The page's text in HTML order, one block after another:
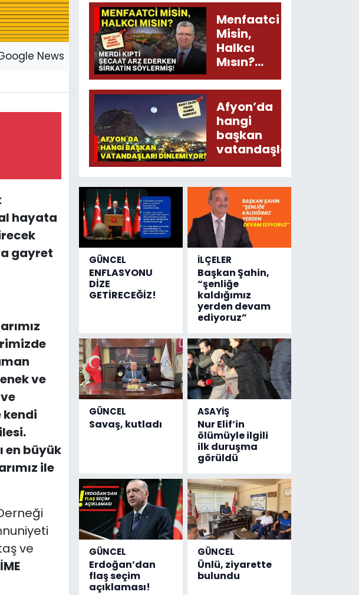
hayata
gayret
ve
en büyük
ile
ve
Menfaatci
Misin,
Halkcı
Mısın?
Merdi
Kıpti
Şecaat
Arz
Ederken
Sirkatin
Söylermiş!
Afyon’da
hangi
başkan
vatandaşları
dinlemiyor?
GÜNCEL
ENFLASYONU
DİZE
GETİRECEĞİZ!
İLÇELER
Başkan Şahin,
“şenliğe
kaldığımız
yerden devam
ediyoruz”
GÜNCEL
Savaş, kutladı
ASAYİŞ
Nur Elif’in
ölümüyle ilgili
ilk duruşma
görüldü
GÜNCEL
Erdoğan’dan
flaş seçim
açıklaması!
GÜNCEL
Ünlü, ziyarette
bulundu